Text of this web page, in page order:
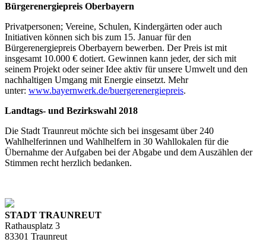
Bürgerenergiepreis Oberbayern
Privatpersonen; Vereine, Schulen, Kindergärten oder auch
Initiativen können sich bis zum 15. Januar für den
Bürgerenergiepreis Oberbayern bewerben. Der Preis ist mit
insgesamt 10.000 € dotiert. Gewinnen kann jeder, der sich mit
seinem Projekt oder seiner Idee aktiv für unsere Umwelt und den
nachhaltigen Umgang mit Energie einsetzt. Mehr
unter: www.bayernwerk.de/buergerenergiepreis.
Landtags- und Bezirkswahl 2018
Die Stadt Traunreut möchte sich bei insgesamt über 240
Wahlhelferinnen und Wahlhelfern in 30 Wahllokalen für die
Übernahme der Aufgaben bei der Abgabe und dem Auszählen der
Stimmen recht herzlich bedanken.
STADT TRAUNREUT
Rathausplatz 3
83301 Traunreut